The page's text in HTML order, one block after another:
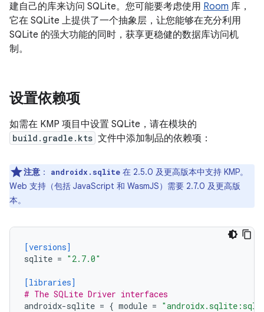
建自己的库来访问 SQLite。您可能要考虑使用 Room 库，
它在 SQLite 上提供了一个抽象层，让您能够在充分利用
SQLite 的强大功能的同时，获享更稳健的数据库访问机
制。
设置依赖项
如需在 KMP 项目中设置 SQLite，请在模块的
build.gradle.kts 文件中添加制品的依赖项：
注意 ： androidx.sqlite 在 2.5.0 及更高版本中支持 KMP。
Web 支持（包括 JavaScript 和 WasmJS）需要 2.7.0 及更高版
本。
[versions]
sqlite = "2.7.0"
[libraries]
# The SQLite Driver interfaces
androidx-sqlite = { module =